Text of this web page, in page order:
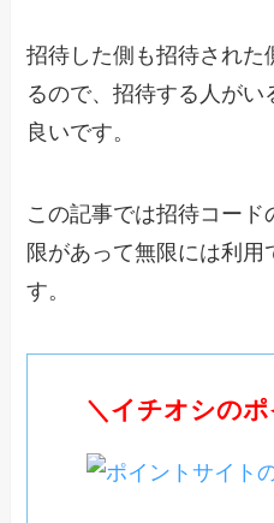
招待した側も招待された
るので、招待する人が
良いです。
この記事では招待コード
限があって無限には利用
す。
＼イチオシの